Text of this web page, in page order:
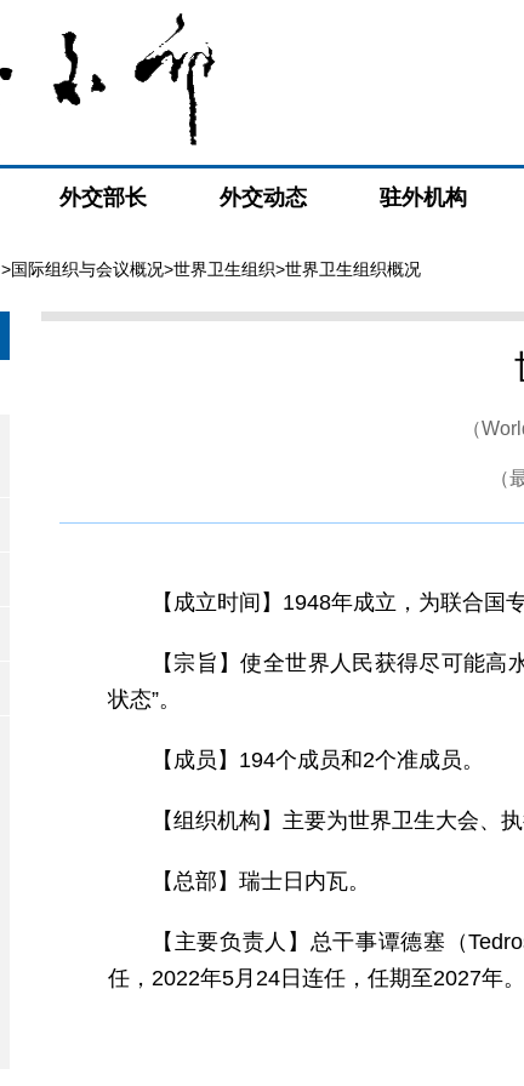
外交部长 外交动态 驻外机构
>国际组织与会议概况>世界卫生组织>世界卫生组织概况
（
（
【成立时间】1948年成立，为联合国
【宗旨】使全世界人民获得尽可能
状态”。
【成员】194个成员和2个准成员。
【组织机构】主要为世界卫生大会、
【总部】瑞士日内瓦。
【主要负责人】总干事谭德塞（
任，2022年5月24日连任，任期至2027年。